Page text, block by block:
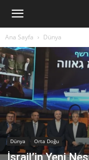
Ana Sayfa Dünya
Dünya Orta Doğu
İsrail’in Yeni